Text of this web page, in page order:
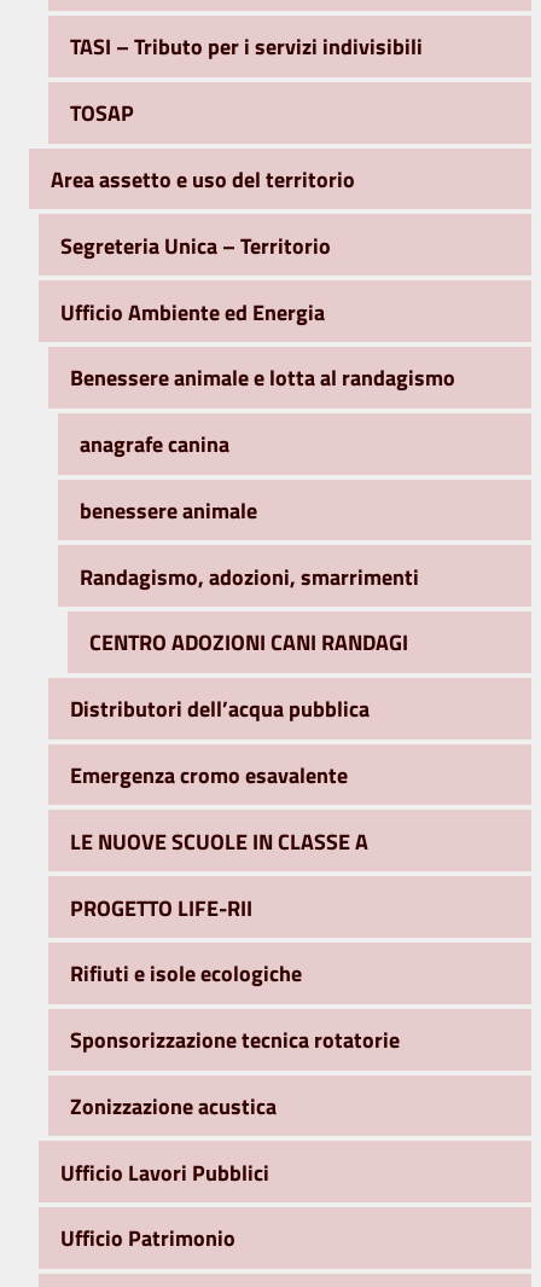
TASI – Tributo per i servizi indivisibili
TOSAP
Area assetto e uso del territorio
Segreteria Unica – Territorio
Ufficio Ambiente ed Energia
Benessere animale e lotta al randagismo
anagrafe canina
benessere animale
Randagismo, adozioni, smarrimenti
CENTRO ADOZIONI CANI RANDAGI
Distributori dell’acqua pubblica
Emergenza cromo esavalente
LE NUOVE SCUOLE IN CLASSE A
PROGETTO LIFE-RII
Rifiuti e isole ecologiche
Sponsorizzazione tecnica rotatorie
Zonizzazione acustica
Ufficio Lavori Pubblici
Ufficio Patrimonio